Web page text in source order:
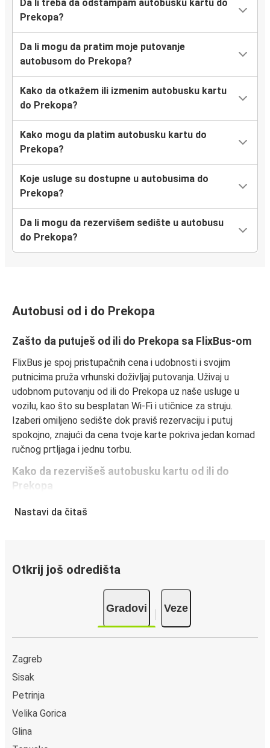
Da li treba da odštampam autobusku kartu do
Prekopa?
Da li mogu da pratim moje putovanje
autobusom do Prekopa?
Kako da otkažem ili izmenim autobusku kartu
do Prekopa?
Kako mogu da platim autobusku kartu do
Prekopa?
Koje usluge su dostupne u autobusima do
Prekopa?
Da li mogu da rezervišem sedište u autobusu
do Prekopa?
Autobusi od i do Prekopa
Zašto da putuješ od ili do Prekopa sa FlixBus-om
FlixBus je spoj pristupačnih cena i udobnosti i svojim
putnicima pruža vrhunski doživljaj putovanja. Uživaj u
udobnom putovanju od ili do Prekopa uz naše usluge u
vozilu, kao što su besplatan Wi-Fi i utičnice za struju.
Izaberi omiljeno sedište dok praviš rezervaciju i putuj
spokojno, znajući da cena tvoje karte pokriva jedan komad
ručnog prtljaga i jednu torbu.
Kako da rezervišeš autobusku kartu od ili do
Prekopa
Rezervisanje karte za FlixBus je lako: na ovom veb-sajtu ili
sigurnih onlajn načina plaćanja, kao što su kreditna kartica,
Paypal, Google i Apple Pay. Druga mogućnost je da platiš
u gotovini u autobusu ili na prodajnom mestu.
Nastavi da čitaš
Otkrij još odredišta
Gradovi Veze
Zagreb
Sisak
Petrinja
Velika Gorica
Glina